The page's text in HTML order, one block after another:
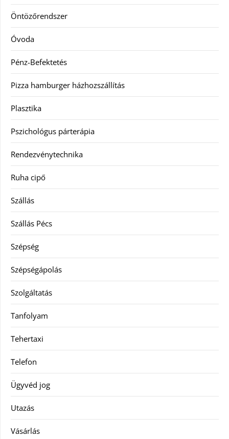
Öntözőrendszer
Óvoda
Pénz-Befektetés
Pizza hamburger házhozszállítás
Plasztika
Pszichológus párterápia
Rendezvénytechnika
Ruha cipő
Szállás
Szállás Pécs
Szépség
Szépségápolás
Szolgáltatás
Tanfolyam
Tehertaxi
Telefon
Ügyvéd jog
Utazás
Vásárlás